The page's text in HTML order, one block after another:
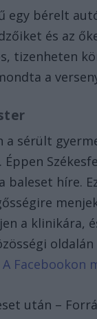
egy bérelt
és az
tizenheten
a
a sérült
Éppen
híre.
a klinikára,
Facebookon
után –